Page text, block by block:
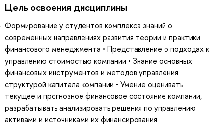
Цель освоения дисциплины
Формирование у студентов комплекса знаний о
современных направлениях развития теории и практики
финансового менеджмента • Представление о подходах к
управлению стоимостью компании • Знание основных
финансовых инструментов и методов управления
структурой капитала компании • Умение оценивать
текущее и прогнозное финансовое состояние компании,
разрабатывать анализировать решения по управлению
активами и источниками их финансирования